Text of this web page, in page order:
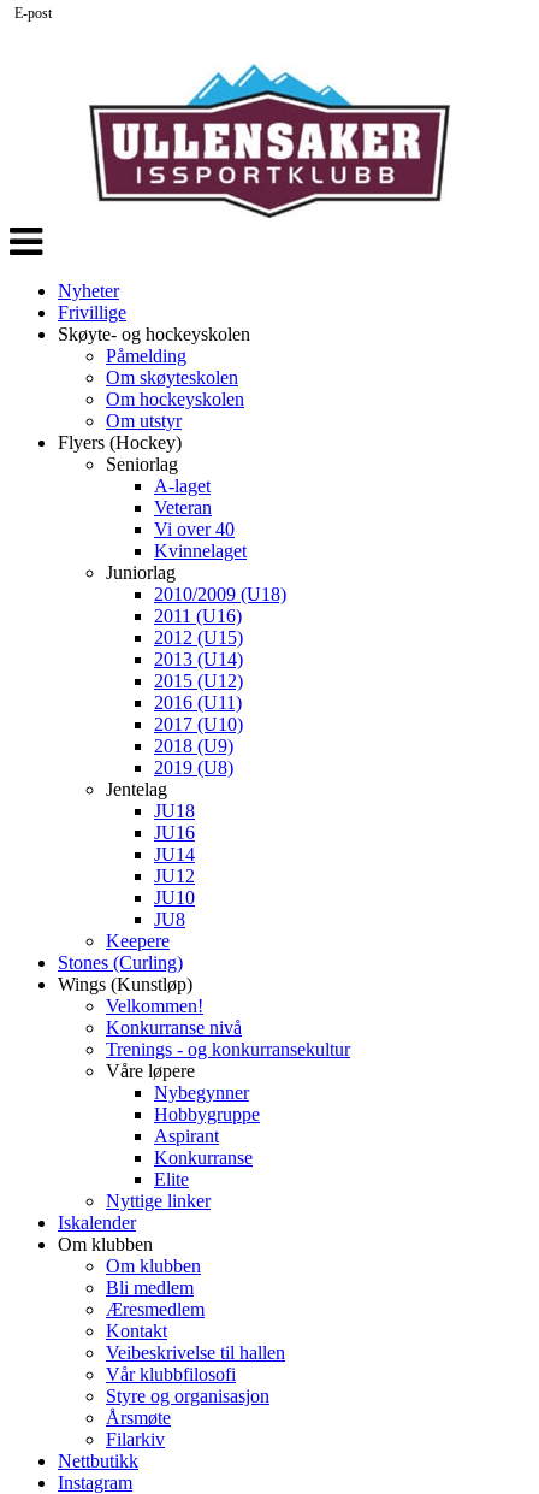
Veksle
navigasjon
Nyheter
Frivillige
Skøyte- og hockeyskolen
Påmelding
Om skøyteskolen
Om hockeyskolen
Om utstyr
Flyers (Hockey)
Seniorlag
A-laget
Veteran
Vi over 40
Kvinnelaget
Juniorlag
2010/2009 (U18)
2011 (U16)
2012 (U15)
2013 (U14)
2015 (U12)
2016 (U11)
2017 (U10)
2018 (U9)
2019 (U8)
Jentelag
JU18
JU16
JU14
JU12
JU10
JU8
Keepere
Stones (Curling)
Wings (Kunstløp)
Velkommen!
Konkurranse nivå
Trenings - og konkurransekultur
Våre løpere
Nybegynner
Hobbygruppe
Aspirant
Konkurranse
Elite
Nyttige linker
Iskalender
Om klubben
Om klubben
Bli medlem
Æresmedlem
Kontakt
Veibeskrivelse til hallen
Vår klubbfilosofi
Styre og organisasjon
Årsmøte
Filarkiv
Nettbutikk
Instagram
E-post